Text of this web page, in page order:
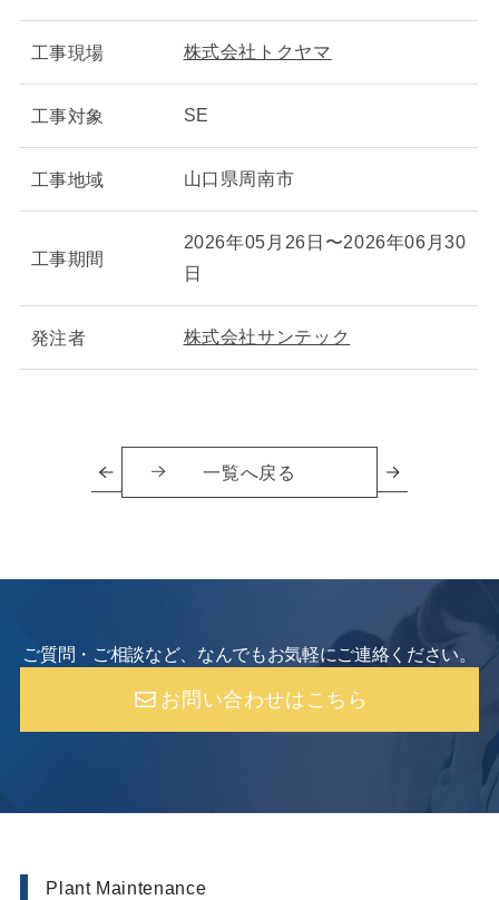
工事現場 株式会社トクヤマ
工事対象 SE
工事地域 山口県周南市
工事期間
2026年05月26日〜2026年06月30
日
発注者 株式会社サンテック
一覧へ戻る
ご質問・ご相談など、なんでもお気軽にご連絡ください。
お問い合わせはこちら
Plant Maintenance